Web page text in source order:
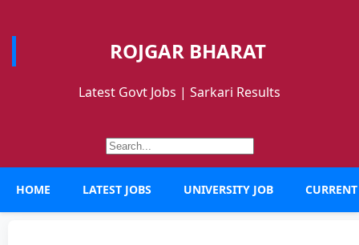
ROJGAR BHARAT
Latest Govt Jobs | Sarkari Results
HOME LATEST JOBS UNIVERSITY JOB